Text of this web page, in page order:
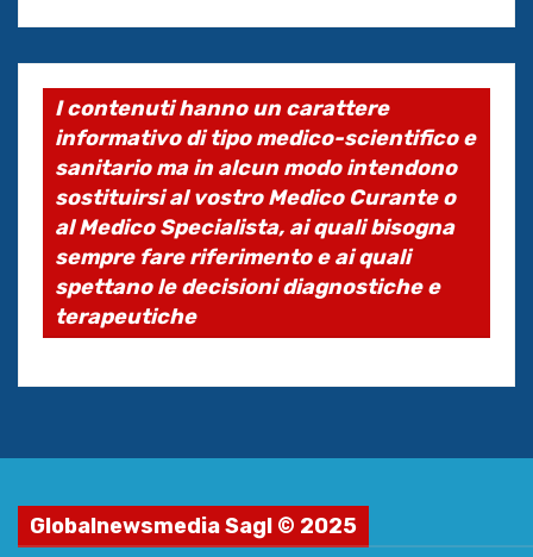
I contenuti hanno un carattere
informativo di tipo medico-scientifico e
sanitario ma in alcun modo intendono
sostituirsi al vostro Medico Curante o
al Medico Specialista, ai quali bisogna
sempre fare riferimento e ai quali
spettano le decisioni diagnostiche e
terapeutiche
Globalnewsmedia Sagl © 2025